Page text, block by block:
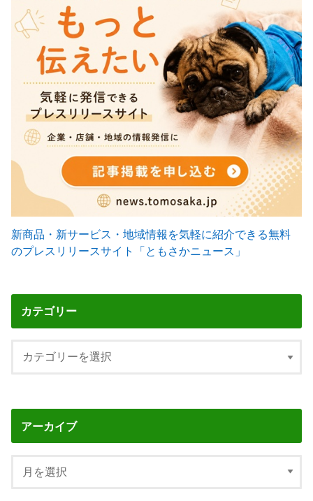
新商品・新サービス・地域情報を気軽に紹介できる無料
のプレスリリースサイト「ともさかニュース」
カテゴリー
アーカイブ